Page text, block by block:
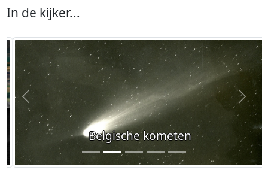
In de kijker...
Belgische kometen
Vorige